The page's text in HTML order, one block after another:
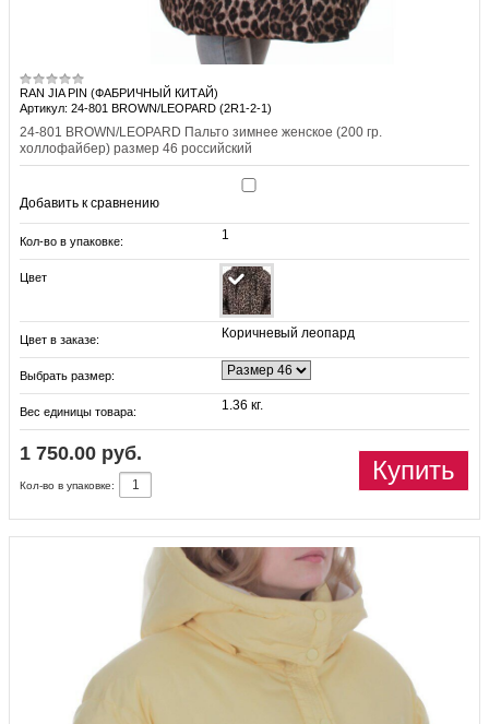
RAN JIA PIN (ФАБРИЧНЫЙ КИТАЙ)
Артикул: 24-801 BROWN/LEOPARD (2R1-2-1)
24-801 BROWN/LEOPARD Пальто зимнее женское (200 гр.
холлофайбер) размер 46 российский
Добавить к сравнению
Кол-во в упаковке: 1
Цвет
Цвет в заказе: Коричневый леопард
Выбрать размер:
Вес единицы товара: 1.36 кг.
1 750.00 руб.
Купить
Кол-во в упаковке: